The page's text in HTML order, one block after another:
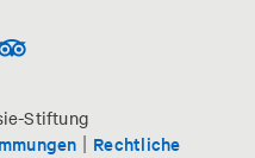
Stiftung
| Rechtliche